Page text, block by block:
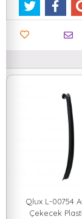
Qlux L-00754
Çekecek